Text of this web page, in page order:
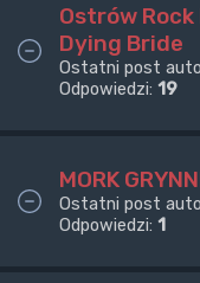
Ostrów
Dying Bride
Ostatni post
Odpowiedzi: 19
MORK
Ostatni post
Odpowiedzi: 1